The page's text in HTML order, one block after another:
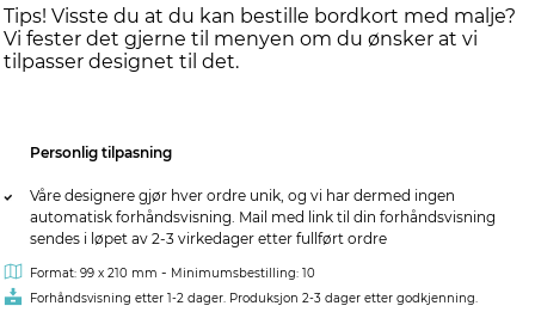
Tips! Visste du at du kan bestille bordkort med malje?
Vi fester det gjerne til menyen om du ønsker at vi
tilpasser designet til det.
Personlig tilpasning
Våre designere gjør hver ordre unik, og vi har dermed ingen
automatisk forhåndsvisning. Mail med link til din forhåndsvisning
sendes i løpet av 2-3 virkedager etter fullført ordre
Format: 99 x 210 mm - Minimumsbestilling: 10
Forhåndsvisning etter 1-2 dager. Produksjon 2-3 dager etter godkjenning.